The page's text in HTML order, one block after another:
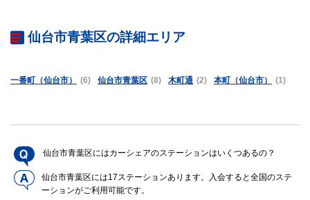
仙台市青葉区の詳細エリア
一番町（仙台市） (6) 仙台市青葉区 (8) 木町通 (2) 本町（仙台市） (1)
仙台市青葉区にはカーシェアのステーションはいくつあるの？
仙台市青葉区には17ステーションあります。入会すると全国のステ
ーションがご利用可能です。